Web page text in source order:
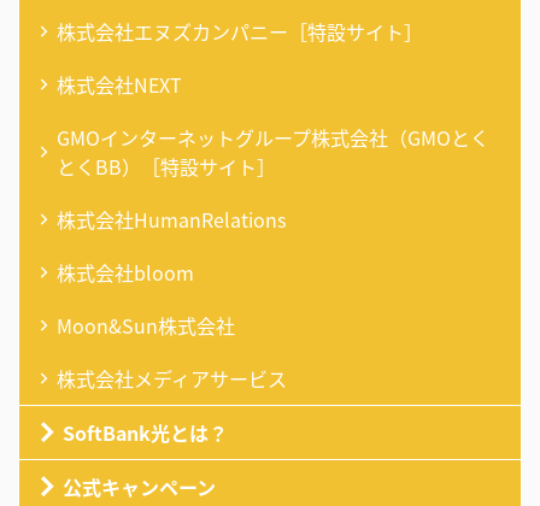
株式会社エヌズカンパニー［特設サイト］
株式会社NEXT
GMOインターネットグループ株式会社（GMOとく
とくBB）［特設サイト］
株式会社HumanRelations
株式会社bloom
Moon&Sun株式会社
株式会社メディアサービス
SoftBank光とは？
公式キャンペーン